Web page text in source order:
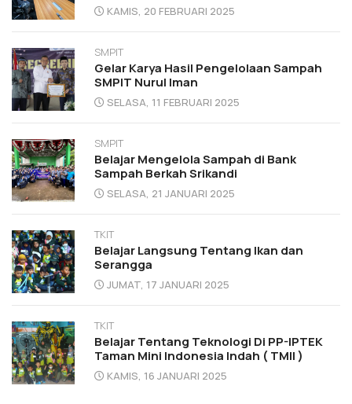
KAMIS, 20 FEBRUARI 2025
SMPIT
Gelar Karya Hasil Pengelolaan Sampah
SMPIT Nurul Iman
SELASA, 11 FEBRUARI 2025
SMPIT
Belajar Mengelola Sampah di Bank
Sampah Berkah Srikandi
SELASA, 21 JANUARI 2025
TKIT
Belajar Langsung Tentang Ikan dan
Serangga
JUMAT, 17 JANUARI 2025
TKIT
Belajar Tentang Teknologi Di PP-IPTEK
Taman Mini Indonesia Indah ( TMII )
KAMIS, 16 JANUARI 2025